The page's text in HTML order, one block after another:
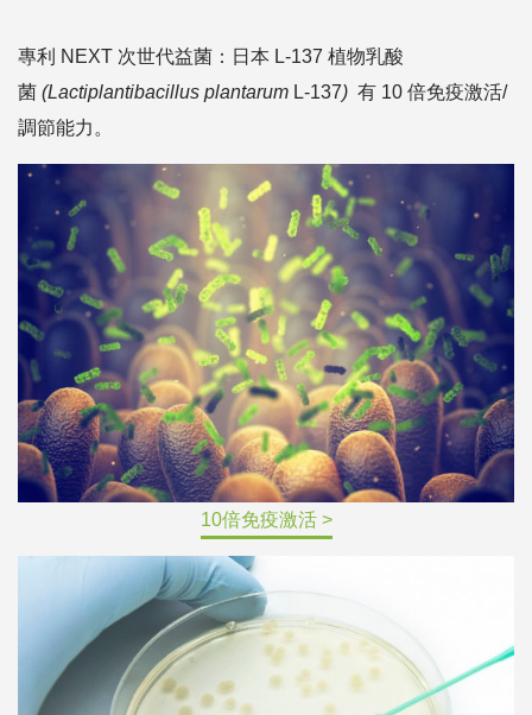
10倍免疫激活 >
專利 NEXT 次世代益菌：日本 L-137 植物乳酸
菌 (Lactiplantibacillus plantarum L-137) 有 10 倍免疫激活/
調節能力。